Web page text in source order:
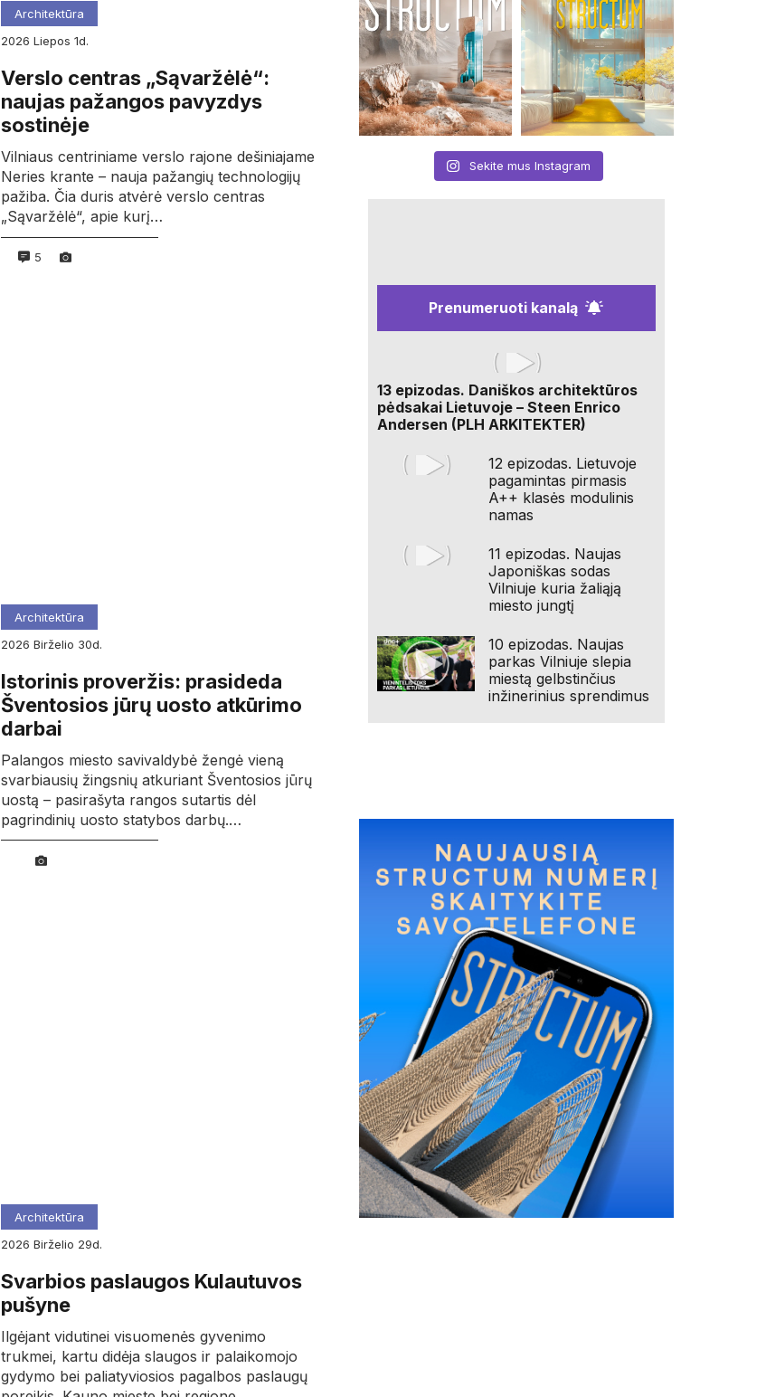
Architektūra
2026
liepos 1d.
Verslo centras „Sąvaržėlė“:
naujas pažangos pavyzdys
sostinėje
Vilniaus centriniame verslo rajone dešiniajame
Neries krante – nauja pažangių technologijų
pažiba. Čia duris atvėrė verslo centras
„Sąvaržėlė“, apie kurį…
5
Architektūra
2026
birželio 30d.
Istorinis proveržis: prasideda
Šventosios jūrų uosto atkūrimo
darbai
Palangos miesto savivaldybė žengė vieną
svarbiausių žingsnių atkuriant Šventosios jūrų
uostą – pasirašyta rangos sutartis dėl
pagrindinių uosto statybos darbų.…
Architektūra
2026
birželio 29d.
Svarbios paslaugos Kulautuvos
pušyne
Ilgėjant vidutinei visuomenės gyvenimo
trukmei, kartu didėja slaugos ir palaikomojo
gydymo bei paliatyviosios pagalbos paslaugų
Sekite mus Instagram
Prenumeruoti kanalą
13 epizodas. Daniškos architektūros
pėdsakai Lietuvoje – Steen Enrico
Andersen (PLH ARKITEKTER)
12 epizodas. Lietuvoje
pagamintas pirmasis
A++ klasės modulinis
namas
11 epizodas. Naujas
Japoniškas sodas
Vilniuje kuria žaliąją
miesto jungtį
10 epizodas. Naujas
parkas Vilniuje slepia
miestą gelbstinčius
inžinerinius sprendimus